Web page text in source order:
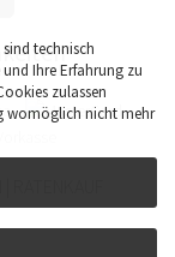
technisch
Ihre Erfahrung zu
zulassen
womöglich nicht mehr
RATENKAUF